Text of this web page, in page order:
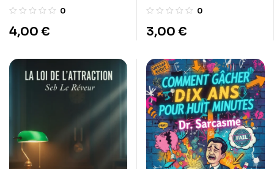
mensonge de lâche
0
4,00 €
Manifeste pour les
Monde
0
3,00 €